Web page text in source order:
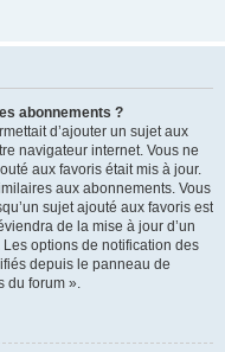
abonnements ?
d’ajouter un sujet aux
navigateur internet. Vous ne
aux favoris était mis à jour.
aux abonnements. Vous
sujet ajouté aux favoris est
de la mise à jour d’un
options de notification des
depuis le panneau de
du forum ».